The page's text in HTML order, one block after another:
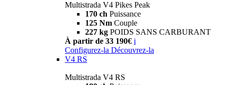
Multistrada V4 Pikes Peak
170 ch Puissance
125 Nm Couple
227 kg POIDS SANS CARBURANT
À partir de 33 190€ i
Configurez-la Découvrez-la
V4 RS
Multistrada V4 RS